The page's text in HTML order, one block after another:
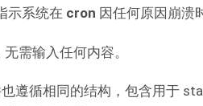
示系统在 cron 因任何原因崩溃
需输入任何内容。
遵循相同的结构，包含用于